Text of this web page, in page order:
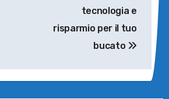
tecnologia e
risparmio per il tuo
bucato